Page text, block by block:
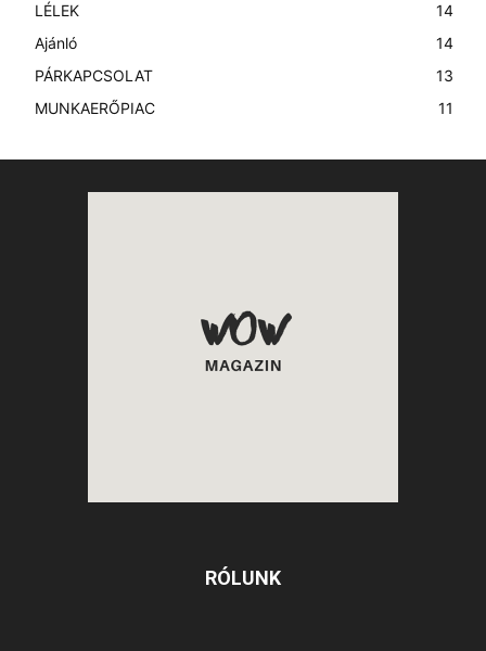
LÉLEK
14
Ajánló
14
PÁRKAPCSOLAT
13
MUNKAERŐPIAC
11
RÓLUNK